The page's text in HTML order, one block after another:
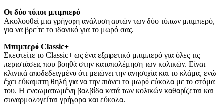
Οι δύο τύποι μπιμπερό
Ακολουθεί μια γρήγορη ανάλυση αυτών των δύο τύπων μπιμπερό,
για να βρείτε το ιδανικό για το μωρό σας.
Μπιμπερό Classic+
Σκεφτείτε το Classic+ ως ένα εξαιρετικό μπιμπερό για όλες τις
περιστάσεις που βοηθά στην καταπολέμηση των κολικών. Είναι
κλινικά αποδεδειγμένο ότι μειώνει την ανησυχία και το κλάμα, ενώ
έχει εύκαμπτη θηλή για να την πιάνει το μωρό εύκολα με το στόμα
του. Η ενσωματωμένη βαλβίδα κατά των κολικών καθαρίζεται και
συναρμολογείται γρήγορα και εύκολα.